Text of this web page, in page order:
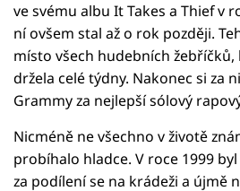
ve svému albu It Takes a Thief v
ní ovšem stal až o rok později.
místo všech hudebních žebříčků,
držela celé týdny. Nakonec si za
Grammy za nejlepší sólový
Nicméně ne všechno v životě
probíhalo hladce. V roce 1999
za podílení se na krádeži a újmě